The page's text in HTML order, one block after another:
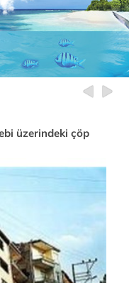
üzerindeki çöp